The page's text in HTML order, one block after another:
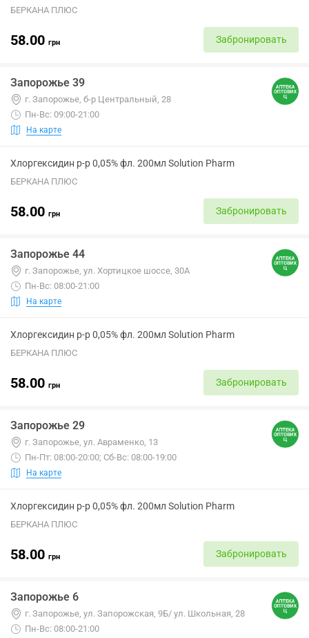
БЕРКАНА ПЛЮС
58.00 грн Забронировать
Запорожье 39
г. Запорожье, б-р Центральный, 28
Пн-Вс: 09:00-21:00
На карте
Хлоргексидин р-р 0,05% фл. 200мл Solution Pharm
БЕРКАНА ПЛЮС
58.00 грн Забронировать
Запорожье 44
г. Запорожье, ул. Хортицкое шоссе, 30А
Пн-Вс: 08:00-21:00
На карте
Хлоргексидин р-р 0,05% фл. 200мл Solution Pharm
БЕРКАНА ПЛЮС
58.00 грн Забронировать
Запорожье 29
г. Запорожье, ул. Авраменко, 13
Пн-Пт: 08:00-20:00; Сб-Вс: 08:00-19:00
На карте
Хлоргексидин р-р 0,05% фл. 200мл Solution Pharm
БЕРКАНА ПЛЮС
58.00 грн Забронировать
Запорожье 6
г. Запорожье, ул. Запорожская, 9Б/ ул. Школьная, 28
Пн-Вс: 08:00-21:00